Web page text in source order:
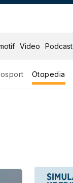
Video Podcast
Otopedia